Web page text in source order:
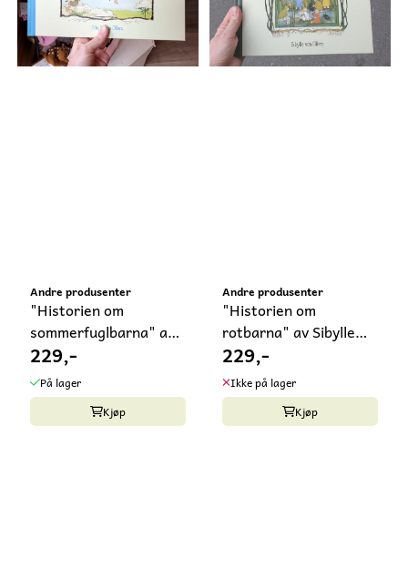
Andre produsenter
"Historien om
sommerfuglbarna" av
Sibylle von ...
229,-
På lager
Kjøp
Andre produsenter
"Historien om
rotbarna" av Sibylle
von Olfers
229,-
Ikke på lager
Kjøp